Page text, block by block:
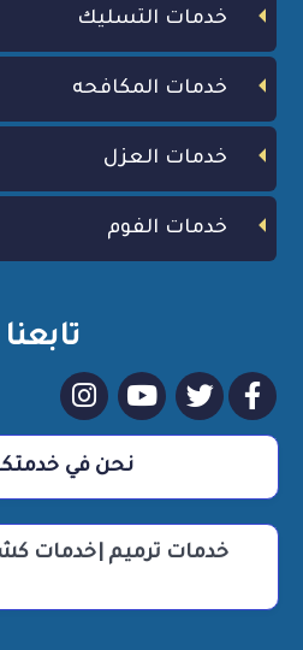
خدمات التسليك
خدمات المكافحه
خدمات العزل
خدمات الفوم
نحن في خدمتكم
خدمات ترميم |خدمات